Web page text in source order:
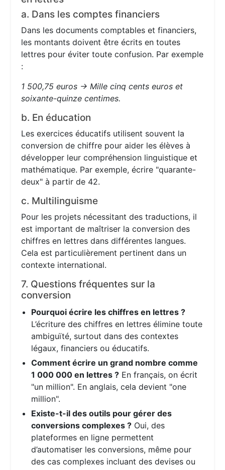
a. Dans les comptes financiers
Dans les documents comptables et financiers,
les montants doivent être écrits en toutes
lettres pour éviter toute confusion. Par exemple
:
1 500,75 euros → Mille cinq cents euros et
soixante-quinze centimes.
b. En éducation
Les exercices éducatifs utilisent souvent la
conversion de chiffre pour aider les élèves à
développer leur compréhension linguistique et
mathématique. Par exemple, écrire "quarante-
deux" à partir de 42.
c. Multilinguisme
Pour les projets nécessitant des traductions, il
est important de maîtriser la conversion des
chiffres en lettres dans différentes langues.
Cela est particulièrement pertinent dans un
contexte international.
7. Questions fréquentes sur la
conversion
Pourquoi écrire les chiffres en lettres ?
L’écriture des chiffres en lettres élimine toute
ambiguïté, surtout dans des contextes
légaux, financiers ou éducatifs.
Comment écrire un grand nombre comme
1 000 000 en lettres ? En français, on écrit
"un million". En anglais, cela devient "one
million".
Existe-t-il des outils pour gérer des
conversions complexes ? Oui, des
plateformes en ligne permettent
d’automatiser les conversions, même pour
des cas complexes incluant des devises ou